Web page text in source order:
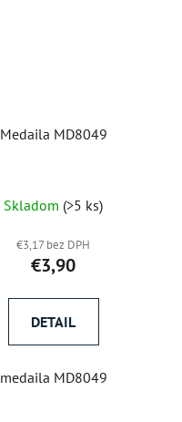
Medaila MD8049
Skladom (>5 ks)
€3,17 bez DPH
€3,90
DETAIL
medaila MD8049